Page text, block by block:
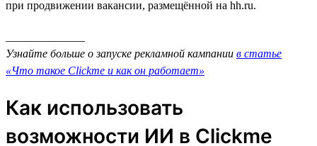
при продвижении вакансии, размещённой на hh.ru.
Узнайте больше о запуске рекламной кампании в статье
«Что такое Clickme и как он работает»
Как использовать
возможности ИИ в Clickme